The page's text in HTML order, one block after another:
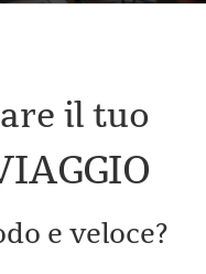
il tuo
e veloce?